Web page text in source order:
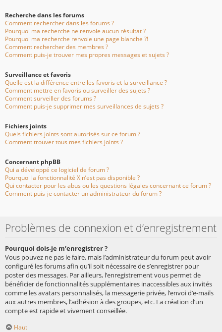
Recherche dans les forums
Comment rechercher dans les forums ?
Pourquoi ma recherche ne renvoie aucun résultat ?
Pourquoi ma recherche renvoie une page blanche ?!
Comment rechercher des membres ?
Comment puis-je trouver mes propres messages et sujets ?
Surveillance et favoris
Quelle est la différence entre les favoris et la surveillance ?
Comment mettre en favoris ou surveiller des sujets ?
Comment surveiller des forums ?
Comment puis-je supprimer mes surveillances de sujets ?
Fichiers joints
Quels fichiers joints sont autorisés sur ce forum ?
Comment trouver tous mes fichiers joints ?
Concernant phpBB
Qui a développé ce logiciel de forum ?
Pourquoi la fonctionnalité X n’est pas disponible ?
Qui contacter pour les abus ou les questions légales concernant ce forum ?
Comment puis-je contacter un administrateur du forum ?
Problèmes de connexion et d’enregistrement
Pourquoi dois-je m’enregistrer ?
Vous pouvez ne pas le faire, mais l’administrateur du forum peut avoir
configuré les forums afin qu’il soit nécessaire de s’enregistrer pour
poster des messages. Par ailleurs, l’enregistrement vous permet de
bénéficier de fonctionnalités supplémentaires inaccessibles aux invités
comme les avatars personnalisés, la messagerie privée, l’envoi d’e-mails
aux autres membres, l’adhésion à des groupes, etc. La création d’un
compte est rapide et vivement conseillée.
Haut